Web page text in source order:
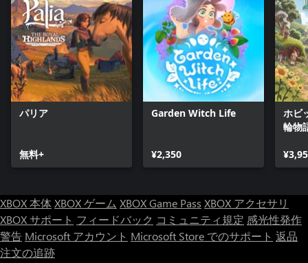
楽園だった島を復活させよう
Coral Islandをすべての人にとってよりよい場所にしましょう！
コミュニティプロジェクトに参加して町に活気を与え、地元の
博物館を拡張し、遺跡を修復する方法を突き止めましょう。町
のランクを上げていって、コミュニティをさらに盛り上げまし
ょう！
島での生活にはおもしろことがたくさん。例えば、虫取りや魚
を捕まえるといった楽しいアクティビティがすぐ近くで行なえ
海でダイビングと洞窟で採掘
ダイビングに行ってサンゴ礁を救う、または洞窟で貴重な石を
採掘しましょう。何をやるにしても、道具を改良し、家畜と作
パリア
無料+
Garden Witch Life
¥2,350
ホビ
輪物
XBOX 本体XBOX ゲーム XBOX Game Pass XBOX アクセサリ
XBOX サポート フィードバック コミュニティ規定 感光性発作
警告 Microsoft アカウント Microsoft Store でのサポート 返品
注文の追跡